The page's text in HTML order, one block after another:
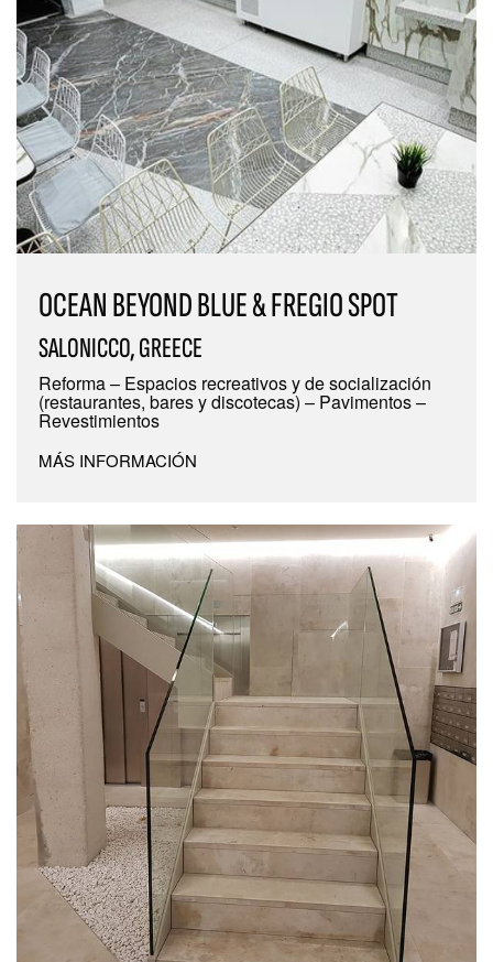
OCEAN BEYOND BLUE & FREGIO SPOT
SALONICCO, GREECE
Reforma – Espacios recreativos y de socialización
(restaurantes, bares y discotecas) – Pavimentos –
Revestimientos
MÁS INFORMACIÓN